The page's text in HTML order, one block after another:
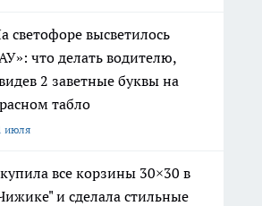
светофоре высветилось
что делать водителю,
2 заветные буквы на
табло
июля
все корзины 30×30 в
и сделала стильные